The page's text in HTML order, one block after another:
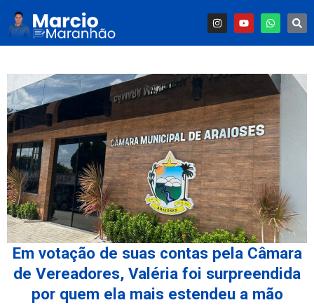
Em votação de suas contas pela Câmara
de Vereadores, Valéria foi surpreendida
por quem ela mais estendeu a mão